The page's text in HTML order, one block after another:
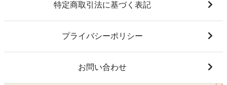
特定商取引法に基づく表記
プライバシーポリシー
お問い合わせ